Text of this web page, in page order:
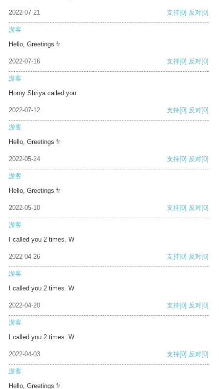
2022-07-21 支持[0] 反对[0]
游客
Hello, Greetings fr
2022-07-16 支持[0] 反对[0]
游客
Horny Shriya called you
2022-07-12 支持[0] 反对[0]
游客
Hello, Greetings fr
2022-05-24 支持[0] 反对[0]
游客
Hello, Greetings fr
2022-05-10 支持[0] 反对[0]
游客
I called you 2 times. W
2022-04-26 支持[0] 反对[0]
游客
I called you 2 times. W
2022-04-20 支持[0] 反对[0]
游客
I called you 2 times. W
2022-04-03 支持[0] 反对[0]
游客
Hello, Greetings fr